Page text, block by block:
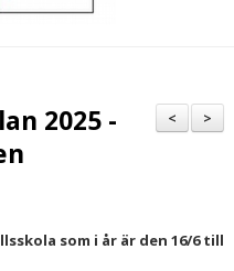
>
<
2025 -
som i år är den 16/6 till